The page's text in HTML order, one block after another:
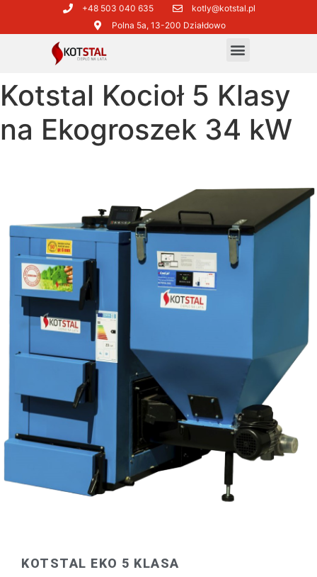
+48 503 040 635​
kotly@kotstal.pl​​
Polna 5a, 13-200 Działdowo
Kotstal Kocioł 5 Klasy
na Ekogroszek 34 kW
KOTSTAL EKO 5 KLASA